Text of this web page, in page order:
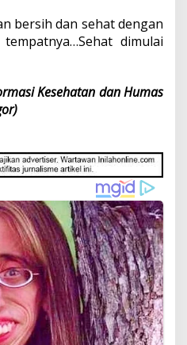
bersih dan sehat dengan
dimulai
Kesehatan dan Humas